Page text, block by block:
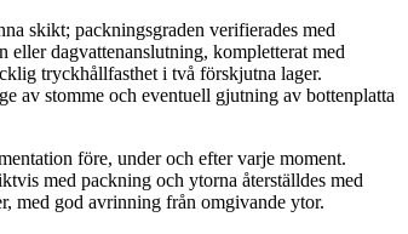
skikt; packningsgraden verifierades med
dagvattenanslutning, kompletterat med
tryckhållfasthet i två förskjutna lager.
av stomme och eventuell gjutning av bottenplatta
före, under och efter varje moment.
med packning och ytorna återställdes med
med god avrinning från omgivande ytor.